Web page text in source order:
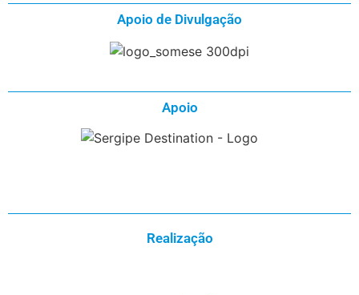
Apoio de Divulgação
Apoio
Realização